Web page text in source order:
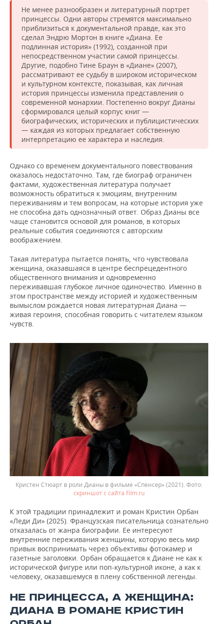
Не менее разнообразен и литературный портрет
принцессы. Одни авторы стремятся максимально
приблизиться к документальной правде, как это
сделал Эндрю Мортон в книге «Диана. Ее
подлинная история» (1992), созданной при
непосредственном участии самой принцессы.
Другие, подобно Тине Браун в «Диане» (2007),
рассматривают ее судьбу в широком историческом
и культурном контексте, показывая, как личная
история принцессы изменила представления о
современной монархии. Постепенно вокруг Дианы
сформировался целый корпус книг —
биографических, исторических и публицистических
— каждая из которых предлагает собственную
интерпретацию ее характера и наследия.
Однако со временем документального повествования
оказалось недостаточно. Там, где биограф ограничен
фактами, художественная литература получает
возможность обратиться к эмоциям, внутренним
переживаниям и тем вопросам, на которые история уже
не способна дать однозначный ответ. Образ Дианы все
чаще становится основой для романов, в которых
реальные события соединяются с авторским
воображением.
Такая литература пытается понять, что чувствовала
женщина, оказавшаяся в центре беспрецедентного
общественного внимания и одновременно
переживавшая глубокое личное одиночество. Именно в
этом пространстве между историей и художественным
вымыслом рождается новая литературная Диана —
живая героиня, способная говорить с читателем языком
чувств.
Кристен Стюарт в роли Дианы в фильме «Спенсер» (2021).
скриншот с сайта Film.ru
К этой традиции принадлежит и роман Кристин Орбан
«Леди Ди» (2025). Французская писательница сознательно
отказалась от жанра биографии. Ее интересуют
внутренние переживания женщины, которую весь мир
привык воспринимать через объективы фотокамер и
газетные заголовки. Орбан обращается к Диане не как к
исторической фигуре или поп-культурной иконе, а как к
человеку, оказавшемуся в плену собственной легенды.
НЕ ПРИНЦЕССА, А ЖЕНЩИНА:
ДИАНА В РОМАНЕ КРИСТИН